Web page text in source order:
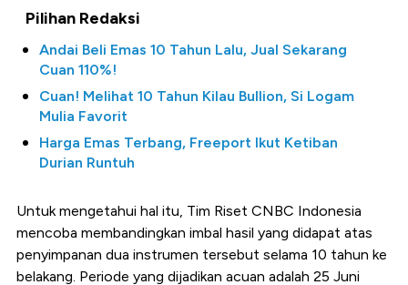
Pilihan Redaksi
Andai Beli Emas 10 Tahun Lalu, Jual Sekarang
Cuan 110%!
Cuan! Melihat 10 Tahun Kilau Bullion, Si Logam
Mulia Favorit
Harga Emas Terbang, Freeport Ikut Ketiban
Durian Runtuh
Untuk mengetahui hal itu, Tim Riset CNBC Indonesia
mencoba membandingkan imbal hasil yang didapat atas
penyimpanan dua instrumen tersebut selama 10 tahun ke
belakang. Periode yang dijadikan acuan adalah 25 Juni